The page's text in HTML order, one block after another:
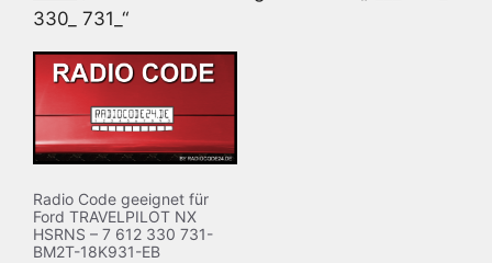
330_ 731_“
Radio Code geeignet für
Ford TRAVELPILOT NX
HSRNS – 7 612 330 731-
BM2T-18K931-EB